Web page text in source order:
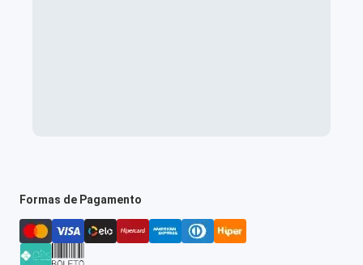
Formas de Pagamento